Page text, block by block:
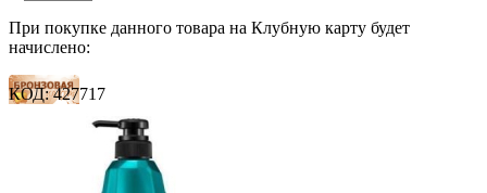
При покупке данного товара на Клубную карту будет
начислено:
21 балл
КОД: 427717